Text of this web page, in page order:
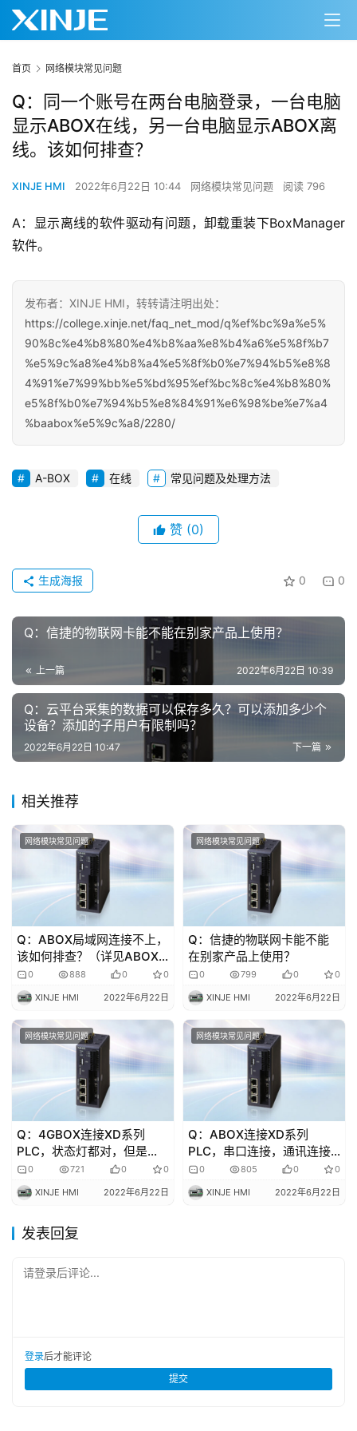
页
网
堂
专
题
答
社
区
常
问
题
首页 网络模块常见问题
Q：同一个账号在两台电脑登录，一台电脑
显示ABOX在线，另一台电脑显示ABOX离
线。该如何排查？
XINJE HMI 2022年6月22日 10:44 网络模块常见问题 阅读 796
A：显示离线的软件驱动有问题，卸载重装下BoxManager
软件。
发布者：XINJE HMI，转转请注明出处：
https://college.xinje.net/faq_net_mod/q%ef%bc%9a%e5%
90%8c%e4%b8%80%e4%b8%aa%e8%b4%a6%e5%8f%b7
%e5%9c%a8%e4%b8%a4%e5%8f%b0%e7%94%b5%e8%8
4%91%e7%99%bb%e5%bd%95%ef%bc%8c%e4%b8%80%
e5%8f%b0%e7%94%b5%e8%84%91%e6%98%be%e7%a4
%baabox%e5%9c%a8/2280/
A-BOX 在线 常见问题及处理方法
赞 (0)
0 0
生成海报
Q：信捷的物联网卡能不能在别家产品上使用？
上一篇 2022年6月22日 10:39
Q：云平台采集的数据可以保存多久？可以添加多少个
设备？添加的子用户有限制吗？
下一篇
2022年6月22日 10:47
相关推荐
网络模块常见问题
Q：ABOX局域网连接不上，
该如何排查？（详见ABOX
手册第九章Q1）
0 888 0 0
XINJE HMI 2022年6月22日
网络模块常见问题
Q：信捷的物联网卡能不能
在别家产品上使用？
0 799 0 0
XINJE HMI 2022年6月22日
网络模块常见问题
Q：4GBOX连接XD系列
PLC，状态灯都对，但是
PLC软件远程连接不上
PLC。如何排查？
0 721 0 0
XINJE HMI 2022年6月22日
网络模块常见问题
Q：ABOX连接XD系列
PLC，串口连接，通讯连接
标志一直是0。该如何排查？
0 805 0 0
XINJE HMI 2022年6月22日
发表回复
请登录后评论...
登录后才能评论
提交